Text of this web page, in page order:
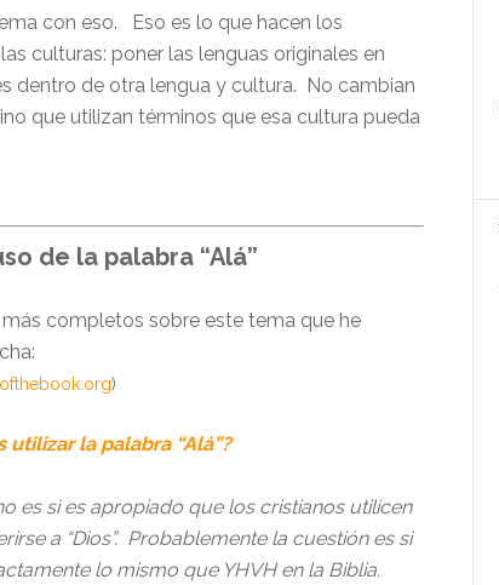
con eso. Eso es lo que hacen los
culturas: poner las lenguas originales en
dentro de otra lengua y cultura. No cambian
que utilizan términos que esa cultura pueda
de la palabra “Alá”
completos sobre este tema que he
)
la palabra “Alá”?
es si es apropiado que los cristianos utilicen
a “Dios”. Probablemente la cuestión es si
lo mismo que YHVH en la Biblia.